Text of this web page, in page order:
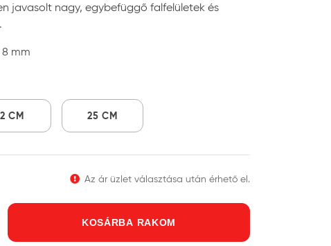
javasolt nagy, egybefüggő falfelületek és
mm
CM 25 CM
Az ár üzlet választása után érhető el.
KOSÁRBA RAKOM